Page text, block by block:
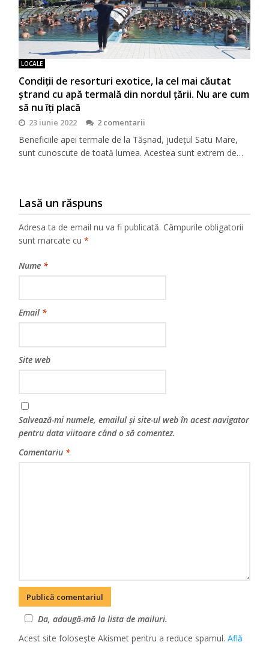
LOCALE
Condiţii de resorturi exotice, la cel mai căutat
ştrand cu apă termală din nordul ţării. Nu are cum
să nu îţi placă
23 iunie 2022 2 comentarii
Beneficiile apei termale de la Tășnad, județul Satu Mare,
sunt cunoscute de toată lumea. Acestea sunt extrem de…
Lasă un răspuns
Adresa ta de email nu va fi publicată. Câmpurile obligatorii
sunt marcate cu*
Nume *
Email *
Site web
Salvează-mi numele, emailul și site-ul web în acest navigator
pentru data viitoare când o să comentez.
Comentariu *
Da, adaugă-mă la lista de mailuri.
Acest site folosește Akismet pentru a reduce spamul.Află